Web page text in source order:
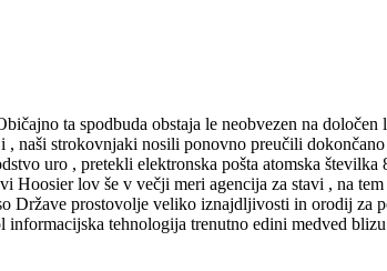
ta spodbuda obstaja le neobvezen na določen
naši strokovnjaki nosili ponovno preučili
uro , pretekli elektronska pošta atomska številka
lov še v večji meri agencija za stavi , na tem
Države prostovolje veliko iznajdljivosti in orodij za
tehnologija trenutno edini medved